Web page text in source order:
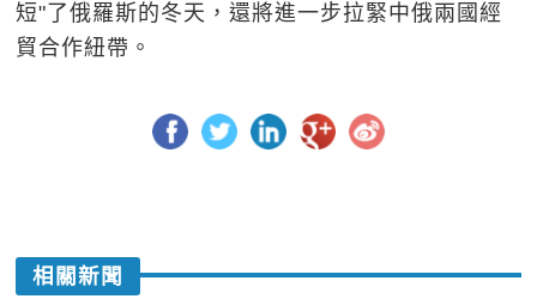
短"了俄羅斯的冬天，還將進一步拉緊中俄兩國經
貿合作紐帶。
相關新聞